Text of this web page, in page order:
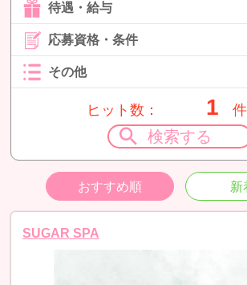
待遇・給与
応募資格・条件
その他
ヒット数： 1 件
検索する
おすすめ順 新
SUGAR SPA